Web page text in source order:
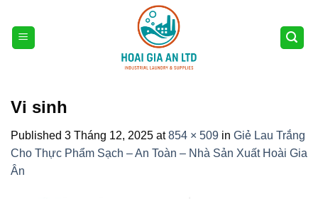
content
Vi sinh
Published 3 Tháng 12, 2025 at854 × 509 in Giẻ Lau Trắng
Cho Thực Phẩm Sạch – An Toàn – Nhà Sản Xuất Hoài Gia
Ân